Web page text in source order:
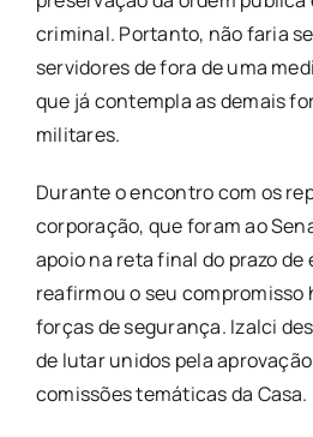
criminal. Portanto, não faria
servidores de fora de uma
que já contempla as demais
militares.
Durante o encontro com os
corporação, que foram ao
apoio na reta final do prazo de
reafirmou o seu compromisso
forças de segurança. Izalci
de lutar unidos pela
comissões temáticas da Casa.